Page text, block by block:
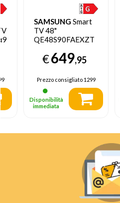
SAMSUNG Smart
TV 48"
QE48S90FAEXZT
€649,95
Prezzo consigliato1299
Disponibilità
immediata